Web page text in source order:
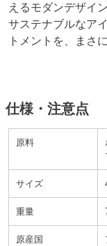
えるモダンデザイ
サステナブルなア
トメントを、まさ
仕様・注意点
原料
サイズ
重量
原産国